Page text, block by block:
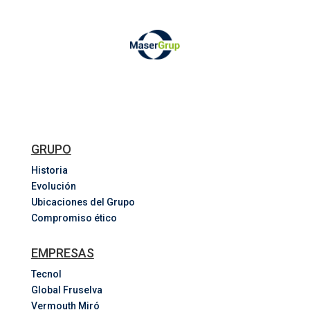
GRUPO
Historia
Evolución
Ubicaciones del Grupo
Compromiso ético
EMPRESAS
Tecnol
Global Fruselva
Vermouth Miró